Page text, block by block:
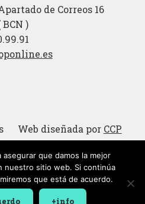
de Correos 16
)
Web diseñada por CCP
asegurar que damos la mejor
nuestro sitio web. Si continúa
que está de acuerdo.
+info